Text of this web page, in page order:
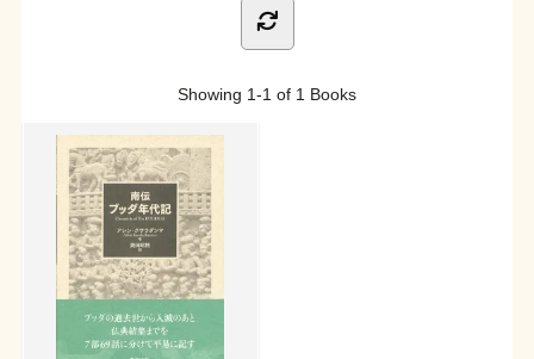
Showing 1-1 of 1 Books